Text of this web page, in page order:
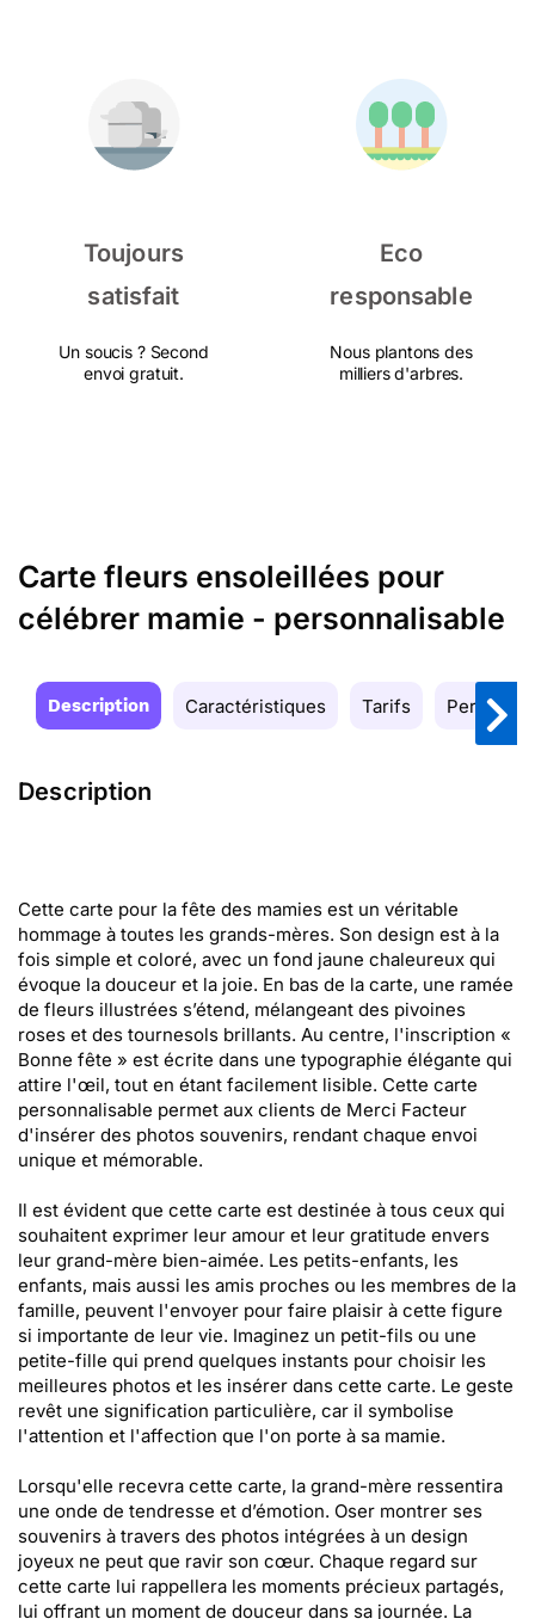
Toujours
satisfait
Un soucis ? Second
envoi gratuit.
Eco
responsable
Nous plantons des
milliers d'arbres.
Carte fleurs ensoleillées pour
célébrer mamie - personnalisable
Description Caractéristiques Tarifs
Description
Cette carte pour la fête des mamies est un véritable
hommage à toutes les grands-mères. Son design est à la
fois simple et coloré, avec un fond jaune chaleureux qui
évoque la douceur et la joie. En bas de la carte, une ramée
de fleurs illustrées s’étend, mélangeant des pivoines
roses et des tournesols brillants. Au centre, l'inscription «
Bonne fête » est écrite dans une typographie élégante qui
attire l'œil, tout en étant facilement lisible. Cette carte
personnalisable permet aux clients de Merci Facteur
d'insérer des photos souvenirs, rendant chaque envoi
unique et mémorable.
Il est évident que cette carte est destinée à tous ceux qui
souhaitent exprimer leur amour et leur gratitude envers
leur grand-mère bien-aimée. Les petits-enfants, les
enfants, mais aussi les amis proches ou les membres de la
famille, peuvent l'envoyer pour faire plaisir à cette figure
si importante de leur vie. Imaginez un petit-fils ou une
petite-fille qui prend quelques instants pour choisir les
meilleures photos et les insérer dans cette carte. Le geste
revêt une signification particulière, car il symbolise
l'attention et l'affection que l'on porte à sa mamie.
Lorsqu'elle recevra cette carte, la grand-mère ressentira
une onde de tendresse et d’émotion. Oser montrer ses
souvenirs à travers des photos intégrées à un design
joyeux ne peut que ravir son cœur. Chaque regard sur
cette carte lui rappellera les moments précieux partagés,
lui offrant un moment de douceur dans sa journée. La